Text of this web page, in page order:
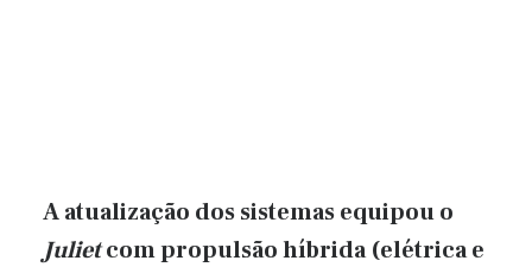
A atualização dos sistemas equipou o
Julietcom propulsão híbrida (elétrica e